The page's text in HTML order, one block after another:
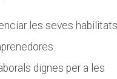
les seves
dignes per a les